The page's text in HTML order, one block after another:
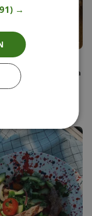
Speichern
mit
und Gremolata
Mahlodji
→